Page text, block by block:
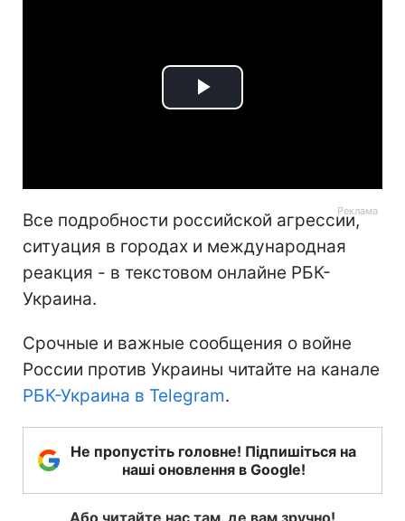
Play
Все подробности российской агрессии,
ситуация в городах и международная
реакция - в текстовом онлайне РБК-
Украина.
Срочные и важные сообщения о войне
России против Украины читайте на канале
РБК-Украина в Telegram.
Не пропустіть головне! Підпишіться на
наші оновлення в Google!
Або читайте нас там, де вам зручно!